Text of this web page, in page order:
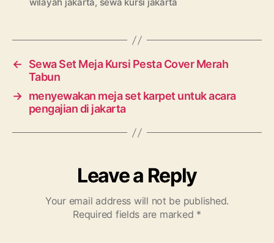
wilayah jakarta, sewa kursi jakarta
←
Sewa Set Meja Kursi Pesta Cover Merah
Tabun
→ menyewakan meja set karpet untuk acara
pengajian di jakarta
Leave a Reply
Your email address will not be published.
Required fields are marked *